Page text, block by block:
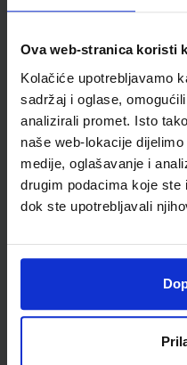
Ova web-stranica koristi
Kolačiće upotrebljavamo
sadržaj i oglase,
analizirali promet. Isto
naše web-lokacije
medije, oglašavanje i
drugim podacima koje
dok ste upotrebljavali
Omot PVC